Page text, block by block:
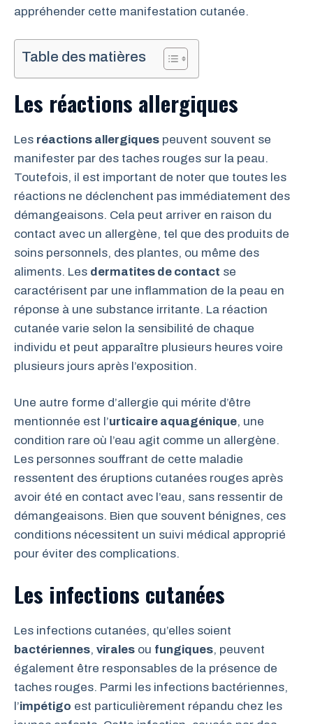
appréhender cette manifestation cutanée.
Table des matières
Les réactions allergiques
Les réactions allergiques peuvent souvent se
manifester par des taches rouges sur la peau.
Toutefois, il est important de noter que toutes les
réactions ne déclenchent pas immédiatement des
démangeaisons. Cela peut arriver en raison du
contact avec un allergène, tel que des produits de
soins personnels, des plantes, ou même des
aliments. Les dermatites de contact se
caractérisent par une inflammation de la peau en
réponse à une substance irritante. La réaction
cutanée varie selon la sensibilité de chaque
individu et peut apparaître plusieurs heures voire
plusieurs jours après l’exposition.
Une autre forme d’allergie qui mérite d’être
mentionnée est l’urticaire aquagénique, une
condition rare où l’eau agit comme un allergène.
Les personnes souffrant de cette maladie
ressentent des éruptions cutanées rouges après
avoir été en contact avec l’eau, sans ressentir de
démangeaisons. Bien que souvent bénignes, ces
conditions nécessitent un suivi médical approprié
pour éviter des complications.
Les infections cutanées
Les infections cutanées, qu’elles soient
bactériennes, virales ou fungiques, peuvent
également être responsables de la présence de
taches rouges. Parmi les infections bactériennes,
l’impétigo est particulièrement répandu chez les